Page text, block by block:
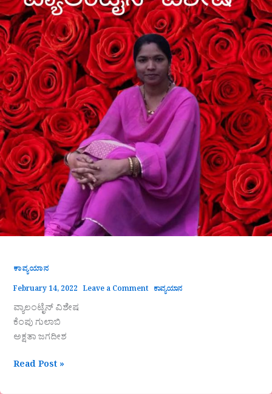
ಕಾವ್ಯಯಾನ
February 14, 2022 Leave a Comment ಕಾವ್ಯಯಾನ
ವ್ಯಾಲಂಟೈನ್ ವಿಶೇಷ
ಕೆಂಪು ಗುಲಾಬಿ
ಅಕ್ಷತಾ ಜಗದೀಶ
Read Post »